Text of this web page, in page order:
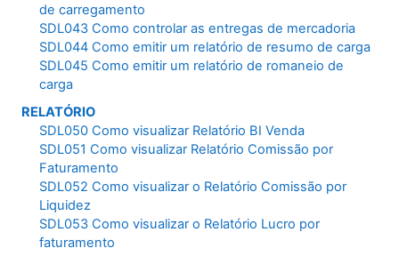
de carregamento
SDL043 Como controlar as entregas de mercadoria
SDL044 Como emitir um relatório de resumo de carga
SDL045 Como emitir um relatório de romaneio de
carga
RELATÓRIO
SDL050 Como visualizar Relatório BI Venda
SDL051 Como visualizar Relatório Comissão por
Faturamento
SDL052 Como visualizar o Relatório Comissão por
Liquidez
SDL053 Como visualizar o Relatório Lucro por
faturamento